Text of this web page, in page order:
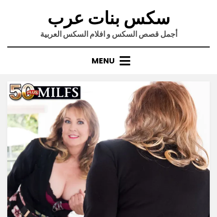
سكس بنات عرب
أجمل قصص السكس و افلام السكس العربية
MENU